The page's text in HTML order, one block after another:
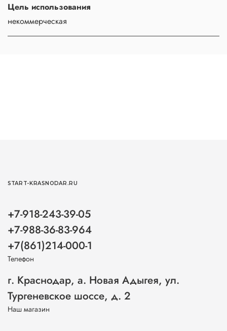
Цель использования
некоммерческая
START-KRASNODAR.RU
+7-918-243-39-05
+7-988-36-83-964
+7(861)214-000-1
Телефон
г. Краснодар, а. Новая Адыгея, ул.
Тургеневское шоссе, д. 2
Наш магазин